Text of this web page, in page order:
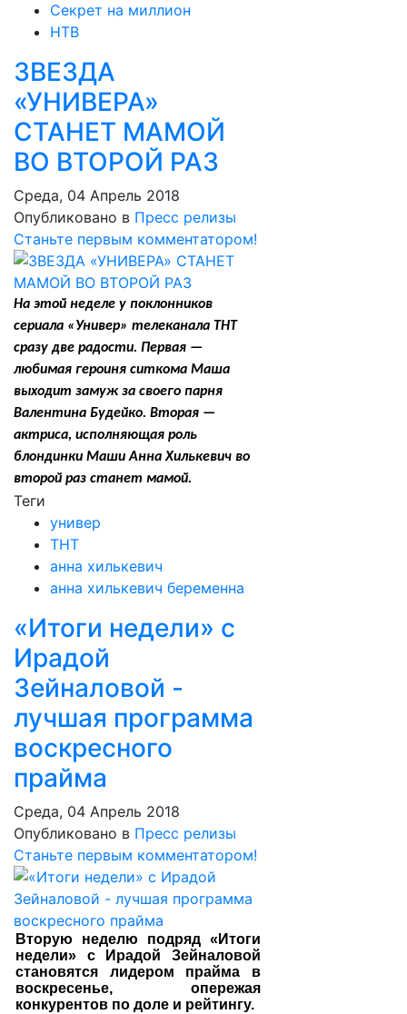
Секрет на миллион
НТВ
ЗВЕЗДА
«УНИВЕРА»
СТАНЕТ МАМОЙ
ВО ВТОРОЙ РАЗ
Среда, 04 Апрель 2018
Опубликовано в Пресс релизы
Станьте первым комментатором!
На этой неделе у поклонников
сериала «Универ» телеканала ТНТ
сразу две радости. Первая —
любимая героиня ситкома Маша
выходит замуж за своего парня
Валентина Будейко. Вторая —
актриса, исполняющая роль
блондинки Маши Анна Хилькевич во
второй раз станет мамой.
Теги
универ
ТНТ
анна хилькевич
анна хилькевич беременна
«Итоги недели» с
Ирадой
Зейналовой -
лучшая программа
воскресного
прайма
Среда, 04 Апрель 2018
Опубликовано в Пресс релизы
Станьте первым комментатором!
Вторую неделю подряд «Итоги
недели» с Ирадой Зейналовой
становятся лидером прайма в
воскресенье, опережая
конкурентов по доле и рейтингу.